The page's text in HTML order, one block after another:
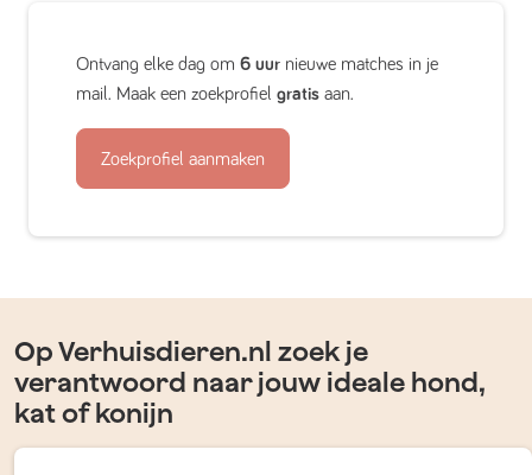
Ontvang elke dag om 6 uur nieuwe matches in je
mail. Maak een zoekprofiel gratis aan.
Zoekprofiel aanmaken
Op Verhuisdieren.nl zoek je
verantwoord naar jouw ideale hond,
kat of konijn